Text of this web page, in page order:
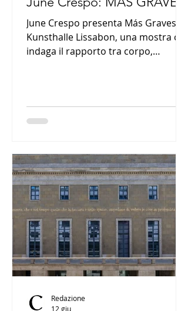
June Crespo presenta Más Graves a
Kunsthalle Lissabon, una mostra che
indaga il rapporto tra corpo,
Redazione
12 giu